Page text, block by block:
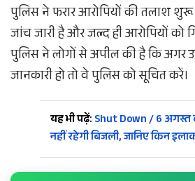
पुलिस ने फरार आरोपियों की तलाश
जांच जारी है और जल्द ही आरोपियों को
पुलिस ने लोगों से अपील की है कि अगर
जानकारी हो तो वे पुलिस को सूचित करें।
यह भी पढ़ें: Shut Down / 6 अगस्त
नहीं रहेगी बिजली, जानिए किन